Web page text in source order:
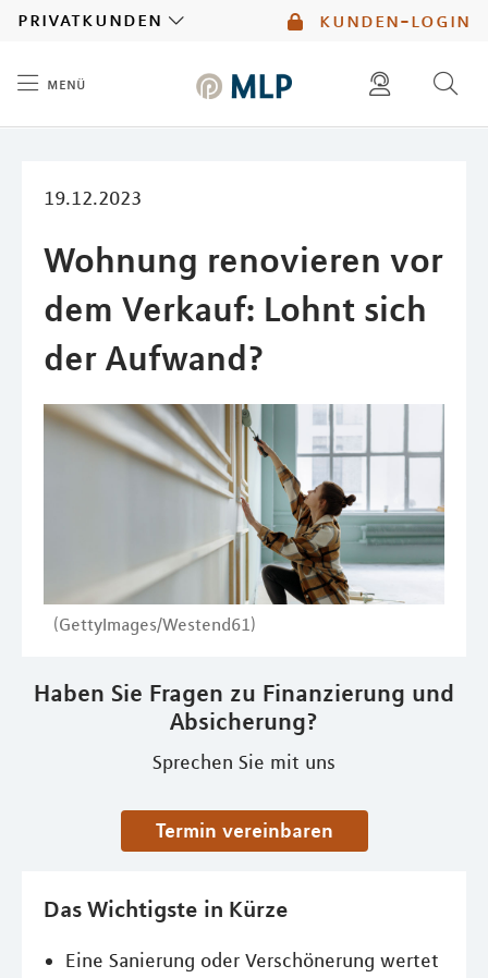
kunden-login
privatkunden
menü
19.12.2023
Wohnung renovieren vor
dem Verkauf: Lohnt sich
der Aufwand?
(GettyImages/Westend61)
Haben Sie Fragen zu Finanzierung und
Absicherung?
Sprechen Sie mit uns
Termin vereinbaren
Das Wichtigste in Kürze
Eine Sanierung oder Verschönerung wertet